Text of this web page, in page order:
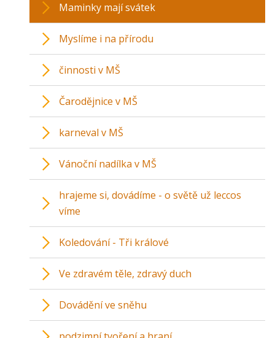
Maminky mají svátek
Myslíme i na přírodu
činnosti v MŠ
Čarodějnice v MŠ
karneval v MŠ
Vánoční nadílka v MŠ
hrajeme si, dovádíme - o světě už leccos
víme
Koledování - Tři králové
Ve zdravém těle, zdravý duch
Dovádění ve sněhu